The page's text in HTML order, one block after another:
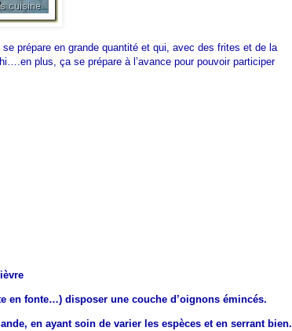
prépare en grande quantité et qui, avec des frites et de la
plus, ça se prépare à l’avance pour pouvoir participer
en fonte…) disposer une couche d’oignons émincés.
en ayant soin de varier les espèces et en serrant bien.